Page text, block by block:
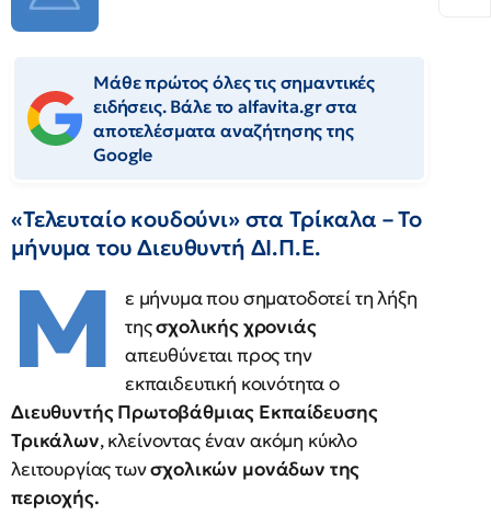
Μάθε πρώτος όλες τις σημαντικές
ειδήσεις. Βάλε το alfavita.gr στα
αποτελέσματα αναζήτησης της
Google
«Τελευταίο κουδούνι» στα Τρίκαλα – Το
μήνυμα του Διευθυντή ΔΙ.Π.Ε.
Μ
ε μήνυμα που σηματοδοτεί τη λήξη
τηςσχολικής χρονιάς
απευθύνεται προς την
εκπαιδευτική κοινότητα ο
Διευθυντής Πρωτοβάθμιας Εκπαίδευσης
Τρικάλων, κλείνοντας έναν ακόμη κύκλο
λειτουργίας τωνσχολικών μονάδων της
περιοχής.